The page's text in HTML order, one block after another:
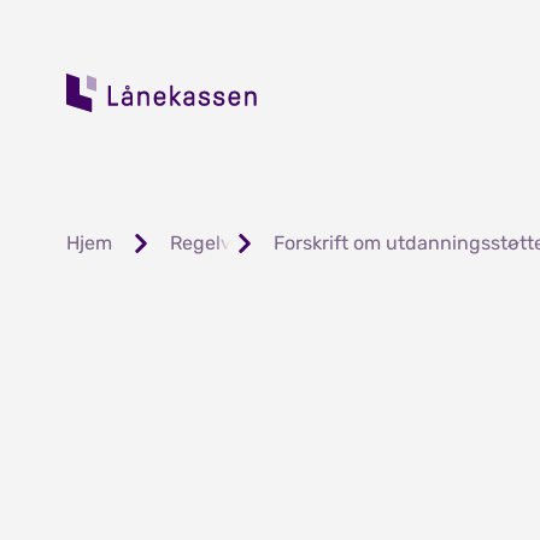
Hjem Regelverk og forskrifter
Forskrift om